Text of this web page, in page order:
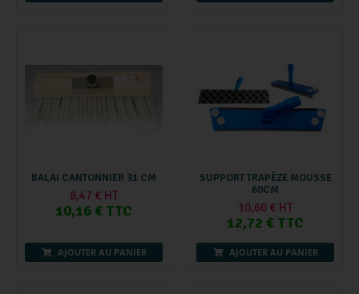
BALAI CANTONNIER 31 CM
8,47 € HT
10,16 € TTC
AJOUTER AU PANIER
SUPPORT TRAPÈZE MOUSSE
60CM
10,60 € HT
12,72 € TTC
AJOUTER AU PANIER